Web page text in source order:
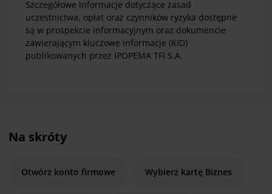
Szczegółowe informacje dotyczące zasad
uczestnictwa, opłat oraz czynników ryzyka dostępne
są w prospekcie informacyjnym oraz dokumencie
zawierającym kluczowe informacje (KID)
publikowanych przez IPOPEMA TFI S.A.
Na skróty
Otwórz konto firmowe Wybierz kartę Biznes